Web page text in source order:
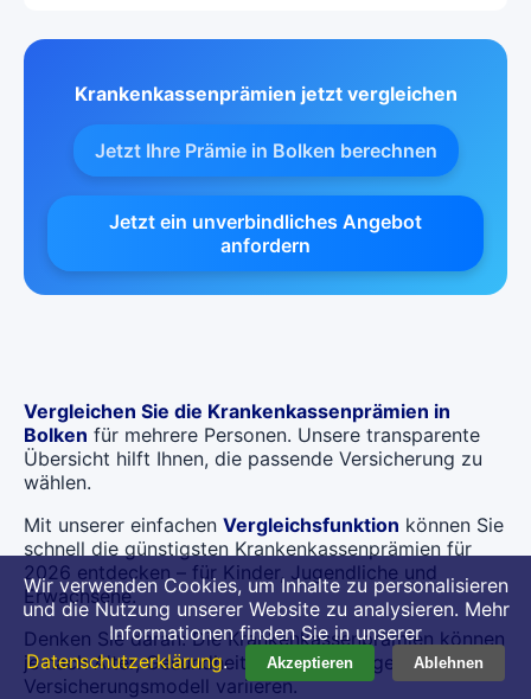
Krankenkassenprämien jetzt vergleichen
Jetzt Ihre Prämie in Bolken berechnen
Jetzt ein unverbindliches Angebot
anfordern
Vergleichen Sie die Krankenkassenprämien in
Bolken für mehrere Personen. Unsere transparente
Übersicht hilft Ihnen, die passende Versicherung zu
wählen.
Mit unserer einfachen Vergleichsfunktion können Sie
schnell die günstigsten Krankenkassenprämien für
2026 entdecken – für Kinder, Jugendliche und
Erwachsene.
Denken Sie daran: Die Krankenkassenprämien können
je nach Alter, Gesundheitszustand und gewähltem
Versicherungsmodell variieren.
Wir verwenden Cookies, um Inhalte zu personalisieren
und die Nutzung unserer Website zu analysieren. Mehr
Informationen finden Sie in unserer
Datenschutzerklärung. Akzeptieren Ablehnen